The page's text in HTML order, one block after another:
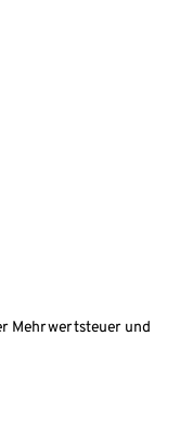
Mehrwertsteuer und